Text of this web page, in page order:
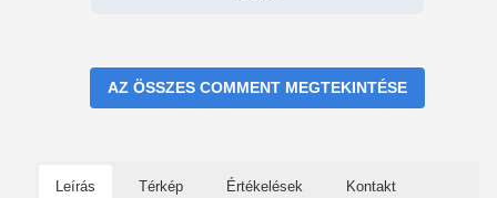
AZ ÖSSZES COMMENT MEGTEKINTÉSE
Leírás Térkép Értékelések Kontakt